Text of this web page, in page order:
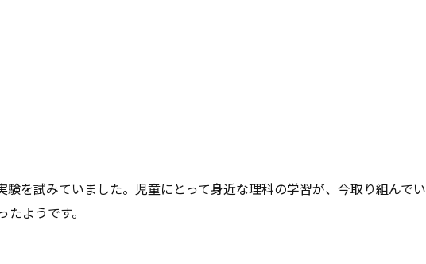
を試みていました。児童にとって身近な理科の学習が、今取り組んでい
ようです。